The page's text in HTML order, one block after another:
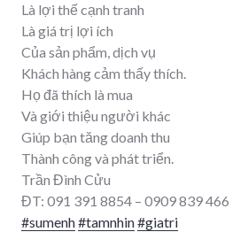
Là lợi thế cạnh tranh
Là giá trị lợi ích
Của sản phẩm, dịch vụ
Khách hàng cảm thấy thích.
Họ đã thích là mua
Và giới thiệu người khác
Giúp bạn tăng doanh thu
Thành công và phát triển.
Trần Đình Cửu
ĐT: 091 391 8854 – 0909 839 466
#sumenh#tamnhin#giatri